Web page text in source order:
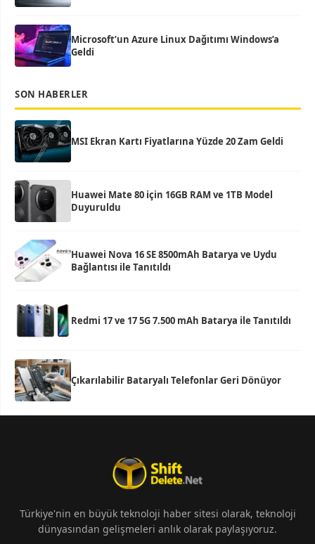
Microsoft’un Azure Linux Dağıtımı Windows’a
Geldi
SON HABERLER
MSI Ekran Kartı Fiyatlarına Yüzde 20 Zam Geldi
Huawei Mate 80 için 16GB RAM ve 1TB Model
Duyuruldu
Huawei Nova 16 SE 8500mAh Batarya ve Uydu
Bağlantısı ile Tanıtıldı
Redmi 17 ve 17 5G 7.500 mAh Batarya ile Tanıtıldı
Çıkarılabilir Bataryalı Telefonlar Geri Dönüyor
Türkiye'nin en büyük teknoloji haber sitesi olarak, teknoloji
dünyasından gelişmeleri anlık olarak paylaşıyoruz.